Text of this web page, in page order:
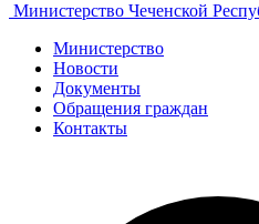
Министерство Чеченской
Министерство
Новости
Документы
Обращения граждан
Контакты